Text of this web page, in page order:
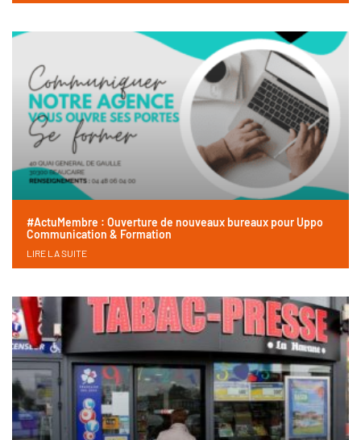
#ActuMembre : Ouverture de nouveaux bureaux pour Uppo
Communication & Formation
LIRE LA SUITE